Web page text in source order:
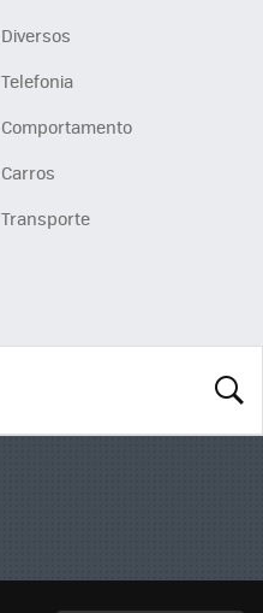
Diversos
Telefonia
Comportamento
Carros
Transporte